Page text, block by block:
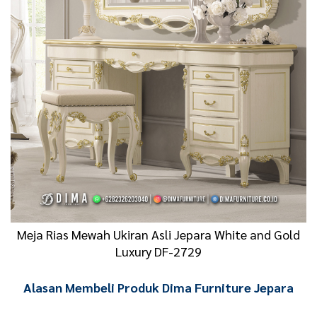
Meja Rias Mewah Ukiran Asli Jepara White and Gold
Luxury DF-2729
Alasan Membeli Produk Dima Furniture Jepara